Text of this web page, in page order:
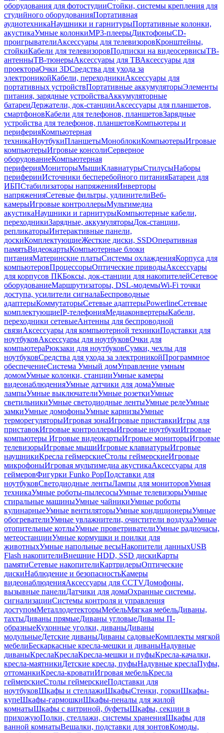
оборудования для фотостудииСтойки, системы крепления для
студийного оборудованияПортативная
аудиотехникаНаушники и гарнитурыПортативные колонки,
акустикаУмные колонкиMP3-плеерыДиктофоныCD-
проигрывателиАксессуары для телевизоровКронштейны,
стойкиКабели для телевизоровПодписки на видеосервисыТВ-
антенныТВ-тюнерыАксессуары для ТВАксессуары для
проектораОчки 3DСредства для ухода за
электроникойКабели, переходникиАксессуары для
портативных устройствПортативные аккумуляторыЭлементы
питания, зарядные устройстваАккумуляторные
батареиДержатели, док-станцииАксессуары для планшетов,
смартфоновКабели для телефонов, планшетовЗарядные
устройства для телефонов, планшетовКомпьютеры и
периферияКомпьютерная
техникаНоутбукиПланшетыМоноблокиКомпьютерыИгровые
компьютерыИгровые консолиСерверное
оборудованиеКомпьютерная
периферияМониторыМышиКлавиатурыСтилусыНаборы
периферииИсточники бесперебойного питанияБатареи для
ИБПСтабилизаторы напряженияИнверторы
напряженияСетевые фильтры, удлинителиВеб-
камерыИгровые контроллерыМультимедиа
акустикаНаушники и гарнитурыКомпьютерные кабели,
переходникиЗарядные, аккумуляторыДок-станции,
репликаторыИнтерактивные панели,
доскиКомплектующиеЖесткие диски, SSDОперативная
памятьВидеокартыКомпьютерные блоки
питанияМатеринские платыСистемы охлажденияКорпуса для
компьютеровПроцессорыОптические приводыАксессуары
для корпусов ПКБоксы, док-станции для накопителейСетевое
оборудованиеМаршрутизаторы, DSL-модемыWi-Fi точки
доступа, усилители сигналаБеспроводные
адаптерыКоммутаторыСетевые адаптерыPowerlineСетевые
комплектующиеIP-телефонияМедиаконвертерыКабели,
переходники сетевыеАнтенны для беспроводной
связиАксессуары для компьютерной техникиПодставки для
ноутбуковАксессуары для ноутбуковОчки для
компьютераРюкзаки для ноутбуковСумки, чехлы для
ноутбуковСредства для ухода за электроникойПрограммное
обеспечениеСистема Умный домУправление умным
домомУмные колонки, станцииУмные камеры
видеонаблюденияУмные датчики для домаУмные
лампыУмные выключателиУмные розеткиУмные
светильникиУмные светодиодные лентыУмные релеУмные
замкиУмные домофоныУмные карнизыУмные
терморегуляторыИгровая зонаИгровые приставкиИгры для
приставокИгровые контроллерыИгровые ноутбукиИгровые
компьютеры Игровые видеокартыИгровые мониторыИгровые
телевизорыИгровые мышиИгровые клавиатурыИгровые
наушникиКресла геймерскиеСтолы геймерскиеИгровые
микрофоныИгровая мультимедиа акустикаАксессуары для
геймеровФигурки Funko PopПодставки для
ноутбуковСветодиодные лентыЛампы для мониторовУмная
техникаУмные роботы-пылесосыУмные телевизорыУмные
стиральные машиныУмные чайникиУмные роботы
кулинарныеУмные вентиляторыУмные кондиционерыУмные
обогревателиУмные увлажнители, очистители воздухаУмные
отопительные котлыУмные проветривателиУмные радиочасы,
метеостанцииУмные кормушки и поилки для
животныхУмные напольные весыНакопители данныхUSB
Flash накопителиВнешние HDD, SSD дискиКарты
памятиСетевые накопителиКартридерыОптические
дискиНаблюдение и безопасностьКамеры
видеонаблюденияАксессуары для CCTVДомофоны,
вызывные панелиДатчики для домаОхранные системы,
сигнализацииСистемы контроля и управления
доступомМеталлодетекторыМебельМягкая мебельДиваны,
тахтыДиваны прямыеДиваны угловыеДиваны П-
образныеКухонные уголки, диваныДиваны
модульныеДетские диваныДиваны садовыеКомплекты мягкой
мебелиБескаркасные кресла-мешки и диваныНадувные
диваныКреслаКреслаКресла-мешки и пуфыКресла-качалки,
кресла-маятникиДетские кресла, пуфыНадувные креслаПуфы,
оттоманкиКресла-кроватиИгровая мебельКресла
геймерскиеСтолы геймерскиеПодставки для
ноутбуковШкафы и стеллажиШкафыСтенки, горкиШкафы-
купеШкафы-гармошкиШкафы-пеналы для жилой
комнатыШкафы с витриной, буфетыШкафы, секции в
прихожуюПолки, стеллажи, системы храненияШкафы для
ванной комнатыВешалки, подставки для зонтовКомоды,